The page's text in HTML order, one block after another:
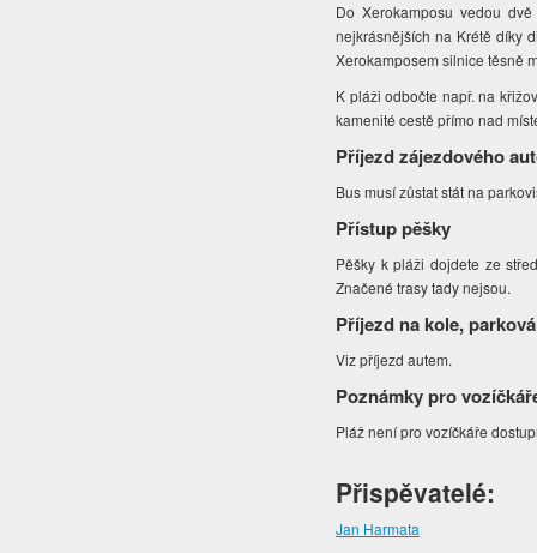
Do Xerokamposu vedou
nejkrásnějších na Krétě díky
Xerokamposem silnice těsně
K pláži odbočte např. na
kamenité cestě přímo nad
Příjezd zájezdového
Bus musí zůstat stát na
Přístup pěšky
Pěšky k pláži dojdete ze
Značené trasy tady nejsou.
Příjezd na kole,
Viz příjezd autem.
Poznámky pro
Pláž není pro vozíčkáře
Přispěvatelé:
Jan Harmata